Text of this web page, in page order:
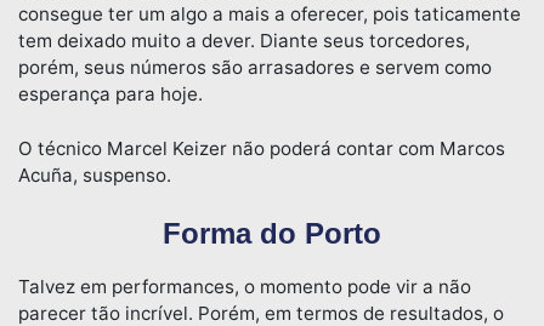
consegue ter um algo a mais a oferecer, pois taticamente
tem deixado muito a dever. Diante seus torcedores,
porém, seus números são arrasadores e servem como
esperança para hoje.
O técnico Marcel Keizer não poderá contar com Marcos
Acuña, suspenso.
Forma do Porto
Talvez em performances, o momento pode vir a não
parecer tão incrível. Porém, em termos de resultados, o